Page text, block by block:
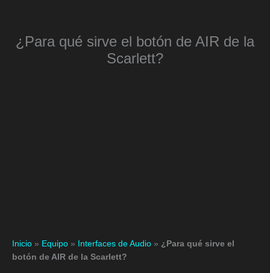
¿Para qué sirve el botón de AIR de la
Scarlett?
Inicio » Equipo » Interfaces de Audio » ¿Para qué sirve el
botón de AIR de la Scarlett?